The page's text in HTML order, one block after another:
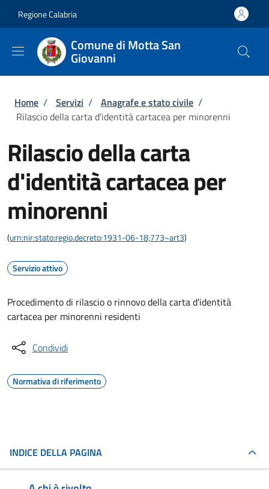
Regione Calabria
Comune di Motta San
Giovanni
Briciole di pane
Home / Servizi / Anagrafe e stato civile /
Rilascio della carta d'identità cartacea per minorenni
Rilascio della carta
d'identità cartacea per
minorenni
(urn:nir:stato:regio.decreto:1931-06-18;773~art3)
Servizio attivo
Procedimento di rilascio o rinnovo della carta d'identità
cartacea per minorenni residenti
Condividi
Normativa di riferimento
INDICE DELLA PAGINA